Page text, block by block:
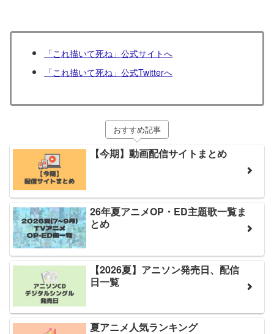
「これ描いて死ね」公式サイトへ
「これ描いて死ね」公式Twitterへ
おすすめ記事
【今期】動画配信サイトまとめ
26年夏アニメOP・ED主題歌一覧ま
とめ
【2026夏】アニソン発売日、配信
日一覧
夏アニメ人気ランキング